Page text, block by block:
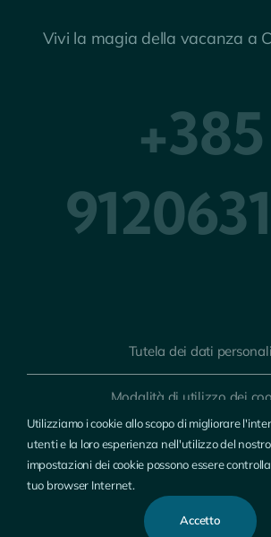
Vivi la magia della vacanza a
+385
Tutela dei dati personali
Modalità di utilizzo dei
© Copyright: Elektromarket | DESIGN:
Utilizziamo i cookie allo scopo di migliorare
utenti e la loro esperienza nell'utilizzo del
impostazioni dei cookie possono essere
tuo browser Internet.
Accetto